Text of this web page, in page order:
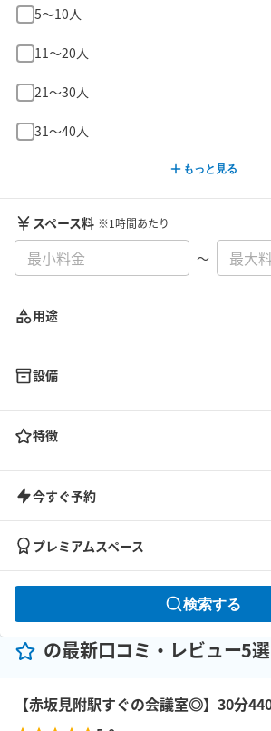
5〜10人
11〜20人
21〜30人
31〜40人
もっと見る
スペース料 ※1時間あたり
〜
用途
設備
特徴
今すぐ予約
プレミアムスペース
検索する
の最新口コミ・レビュー5選